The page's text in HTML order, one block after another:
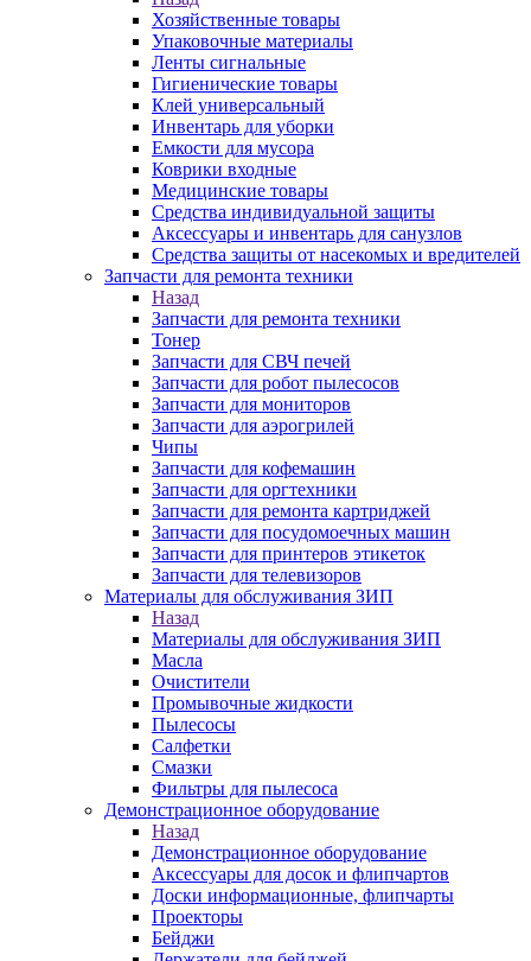
Хозяйственные товары
Упаковочные материалы
Ленты сигнальные
Гигиенические товары
Клей универсальный
Инвентарь для уборки
Емкости для мусора
Коврики входные
Медицинские товары
Средства индивидуальной защиты
Аксессуары и инвентарь для санузлов
Средства защиты от насекомых и вредителей
Запчасти для ремонта техники
Назад
Запчасти для ремонта техники
Тонер
Запчасти для СВЧ печей
Запчасти для робот пылесосов
Запчасти для мониторов
Запчасти для аэрогрилей
Чипы
Запчасти для кофемашин
Запчасти для оргтехники
Запчасти для ремонта картриджей
Запчасти для посудомоечных машин
Запчасти для принтеров этикеток
Запчасти для телевизоров
Материалы для обслуживания ЗИП
Назад
Материалы для обслуживания ЗИП
Масла
Очистители
Промывочные жидкости
Пылесосы
Салфетки
Смазки
Фильтры для пылесоса
Демонстрационное оборудование
Назад
Демонстрационное оборудование
Аксессуары для досок и флипчартов
Доски информационные, флипчарты
Проекторы
Бейджи